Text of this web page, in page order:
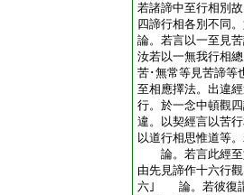
若諸諦中至行相別
四諦行相各別不同
論。若言以一至見
汝若以一無我行相
苦･無常等見苦諦
至相應擇法。出違
行。於一念中頓觀
違。以契經言以苦
以道行相思惟道等
論。若言此經至
由先見諦作十六行
六｣ 論。若彼復謂